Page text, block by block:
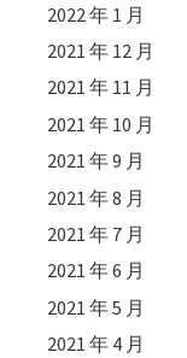
2022 年 1 月
2021 年 12 月
2021 年 11 月
2021 年 10 月
2021 年 9 月
2021 年 8 月
2021 年 7 月
2021 年 6 月
2021 年 5 月
2021 年 4 月